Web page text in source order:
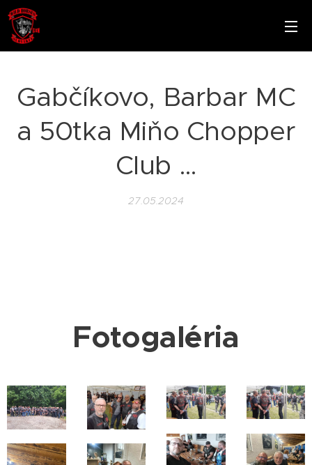
Gabčíkovo, Barbar MC
a 50tka Miňo Chopper
Club …
27.05.2024
Fotogaléria